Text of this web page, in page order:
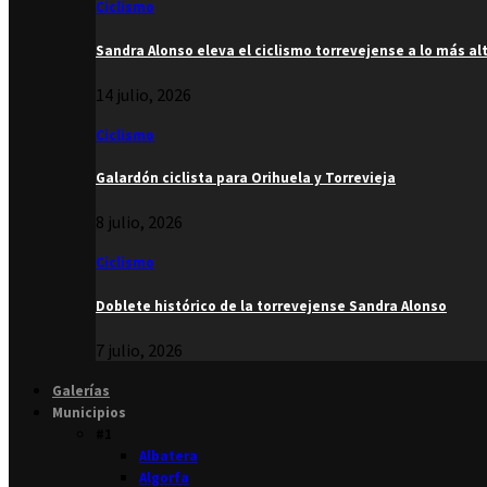
Ciclismo
Sandra Alonso eleva el ciclismo torrevejense a lo más
14 julio, 2026
Ciclismo
Galardón ciclista para Orihuela y Torrevieja
8 julio, 2026
Ciclismo
Doblete histórico de la torrevejense Sandra Alonso
7 julio, 2026
Galerías
Municipios
Albatera
Algorfa